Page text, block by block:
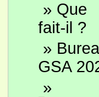
» Que
fait-il ?
»
GSA
»